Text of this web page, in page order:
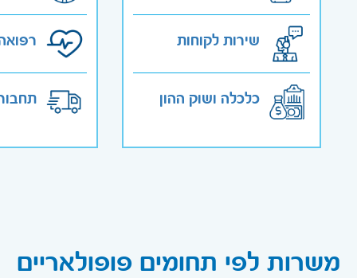
שירות לקוחות
כלכלה ושוק ההון
משרות לפי תחומים פופולאריים